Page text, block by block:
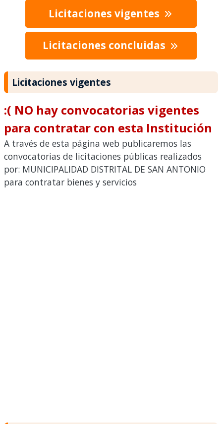
Licitaciones vigentes
Licitaciones concluidas
Licitaciones vigentes
:( NO hay convocatorias vigentes
para contratar con esta Institución
A través de esta página web publicaremos las
convocatorias de licitaciones públicas realizados
por: MUNICIPALIDAD DISTRITAL DE SAN ANTONIO
para contratar bienes y servicios